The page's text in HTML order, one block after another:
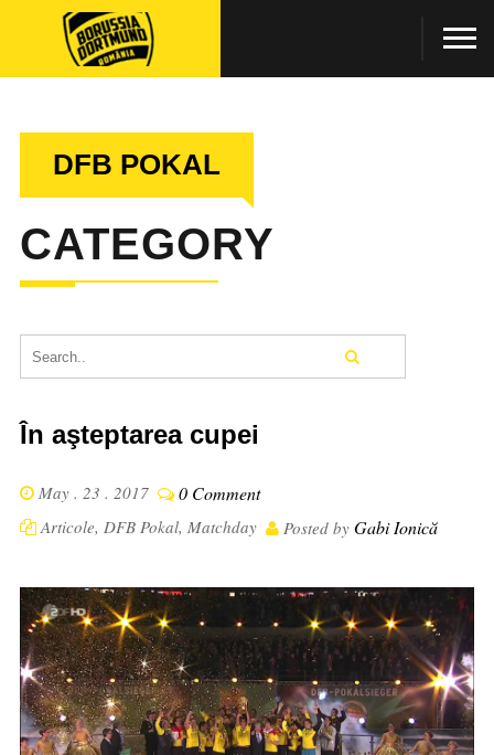
DFB POKAL
CATEGORY
În aşteptarea cupei
May . 23 . 2017 0 Comment
Articole, DFB Pokal, Matchday Posted by Gabi Ionică